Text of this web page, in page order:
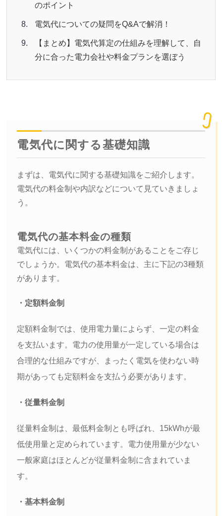
のポイント
電気代についての疑問をQ&Aで解消！
【まとめ】電気代算定の仕組みを理解して、自
分に合った電力会社や料金プランを選ぼう
電気代に関する基礎知識
まずは、電気代に関する基礎知識をご紹介します。
電気代の料金制や内訳などについて見ていきましょ
う。
電気代の基本料金の種類
電気代には、いくつかの料金制があることをご存じ
でしょうか。電気代の基本料金は、主に下記の3種類
があります。
・定額料金制
定額料金制では、使用電力量によらず、一定の料金
を支払います。電力の使用量が一定している場合は
合理的な仕組みですが、まったく電気を使わない時
期があっても定額料金を支払う必要があります。
・従量料金制
従量料金制は、最低料金制とも呼ばれ、15kWhが最
低使用量と定められています。電力使用量が少ない
一般家庭はほとんどが従量料金制に含まれていま
す。
・基本料金制